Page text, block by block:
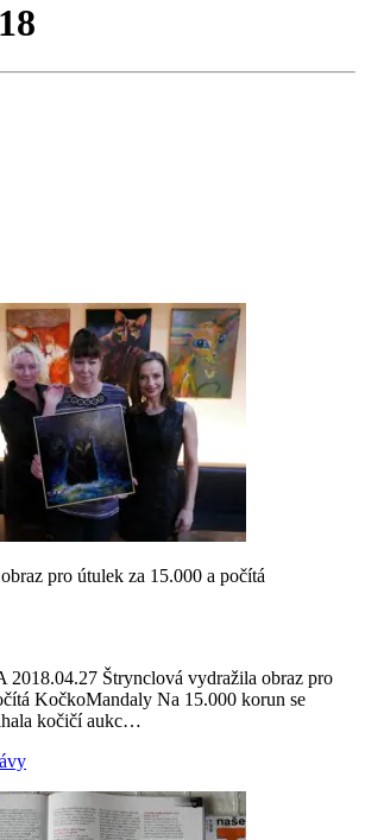
pro útulek za 15.000 a počítá
Štrynclová vydražila obraz pro
KočkoMandaly Na 15.000 korun se
kočičí aukc…